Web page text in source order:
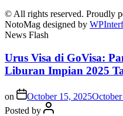
© All rights reserved. Proudly
NotoMag designed by
News Flash
Urus Visa di GoVisa:
Liburan Impian 2025
on October 15, 2025
Posted by